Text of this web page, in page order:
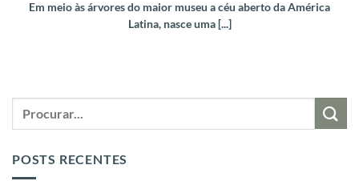
Em meio às árvores do maior museu a céu aberto da América
Latina, nasce uma [...]
POSTS RECENTES